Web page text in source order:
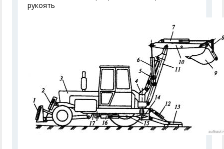
рукоять